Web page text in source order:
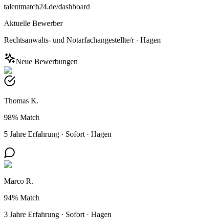
talentmatch24.de/dashboard
Aktuelle Bewerber
Rechtsanwalts- und Notarfachangestellte/r· Hagen
Neue Bewerbungen
Thomas K.
98% Match
5 Jahre Erfahrung · Sofort · Hagen
Marco R.
94% Match
3 Jahre Erfahrung · Sofort · Hagen